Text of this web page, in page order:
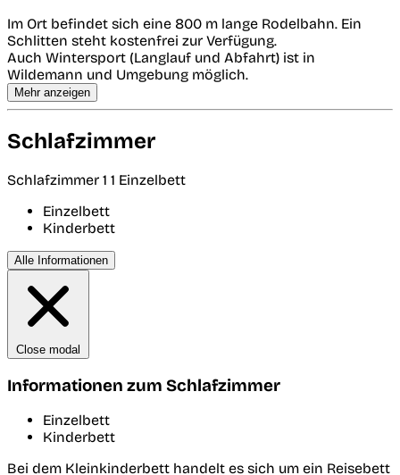
Im Ort befindet sich eine 800 m lange Rodelbahn. Ein
Schlitten steht kostenfrei zur Verfügung.
Auch Wintersport (Langlauf und Abfahrt) ist in
Wildemann und Umgebung möglich.
Mehr anzeigen
Schlafzimmer
Schlafzimmer 1 1 Einzelbett
Einzelbett
Kinderbett
Alle Informationen
Close modal
Informationen zum Schlafzimmer
Einzelbett
Kinderbett
Bei dem Kleinkinderbett handelt es sich um ein Reisebett